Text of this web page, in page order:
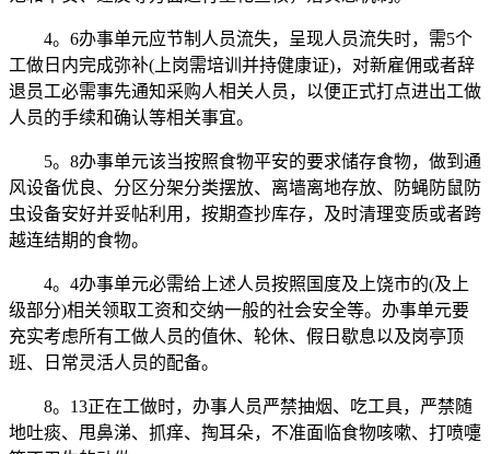
4。6办事单元应节制人员流失，呈现人员流失时，需5个
工做日内完成弥补(上岗需培训并持健康证)，对新雇佣或者辞
退员工必需事先通知采购人相关人员，以便正式打点进出工做
人员的手续和确认等相关事宜。
5。8办事单元该当按照食物平安的要求储存食物，做到通
风设备优良、分区分架分类摆放、离墙离地存放、防蝇防鼠防
虫设备安好并妥帖利用，按期查抄库存，及时清理变质或者跨
越连结期的食物。
4。4办事单元必需给上述人员按照国度及上饶市的(及上
级部分)相关领取工资和交纳一般的社会安全等。办事单元要
充实考虑所有工做人员的值休、轮休、假日歇息以及岗亭顶
班、日常灵活人员的配备。
8。13正在工做时，办事人员严禁抽烟、吃工具，严禁随
地吐痰、甩鼻涕、抓痒、掏耳朵，不准面临食物咳嗽、打喷嚏